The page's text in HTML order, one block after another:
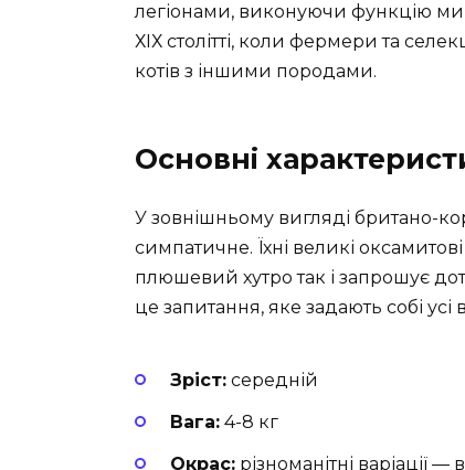
легіонами, виконуючи функцію
ХІХ столітті, коли фермери та
котів з іншими породами.
Основні
У зовнішньому вигляді британо-
симпатичне. Їхні великі
плюшевий хутро так і запрошує
це запитання, яке задають собі
Зріст: середній
Вага: 4-8 кг
Окрас: різноманітні варіації